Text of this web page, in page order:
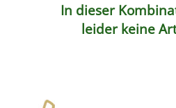
In dieser
leider keine